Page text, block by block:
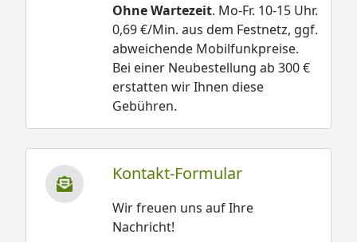
Ohne Wartezeit. Mo-Fr. 10-15 Uhr.
0,69 €/Min. aus dem Festnetz, ggf.
abweichende Mobilfunkpreise.
Bei einer Neubestellung ab 300 €
erstatten wir Ihnen diese
Gebühren.
Kontakt-Formular
Wir freuen uns auf Ihre
Nachricht!